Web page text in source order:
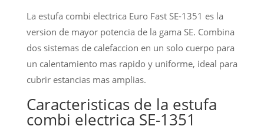
La estufa combi electrica Euro Fast SE-1351 es la
version de mayor potencia de la gama SE. Combina
dos sistemas de calefaccion en un solo cuerpo para
un calentamiento mas rapido y uniforme, ideal para
cubrir estancias mas amplias.
Caracteristicas de la estufa
combi electrica SE-1351